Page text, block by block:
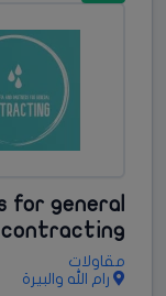
for general
contracting
مقاولات
رام الله والبيرة